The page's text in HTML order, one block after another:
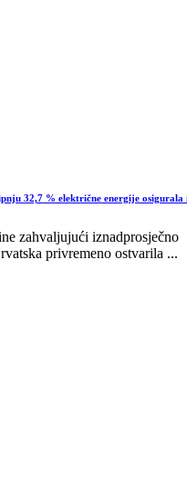
32,7 % električne energije osigurala
zahvaljujući iznadprosječno
privremeno ostvarila ...